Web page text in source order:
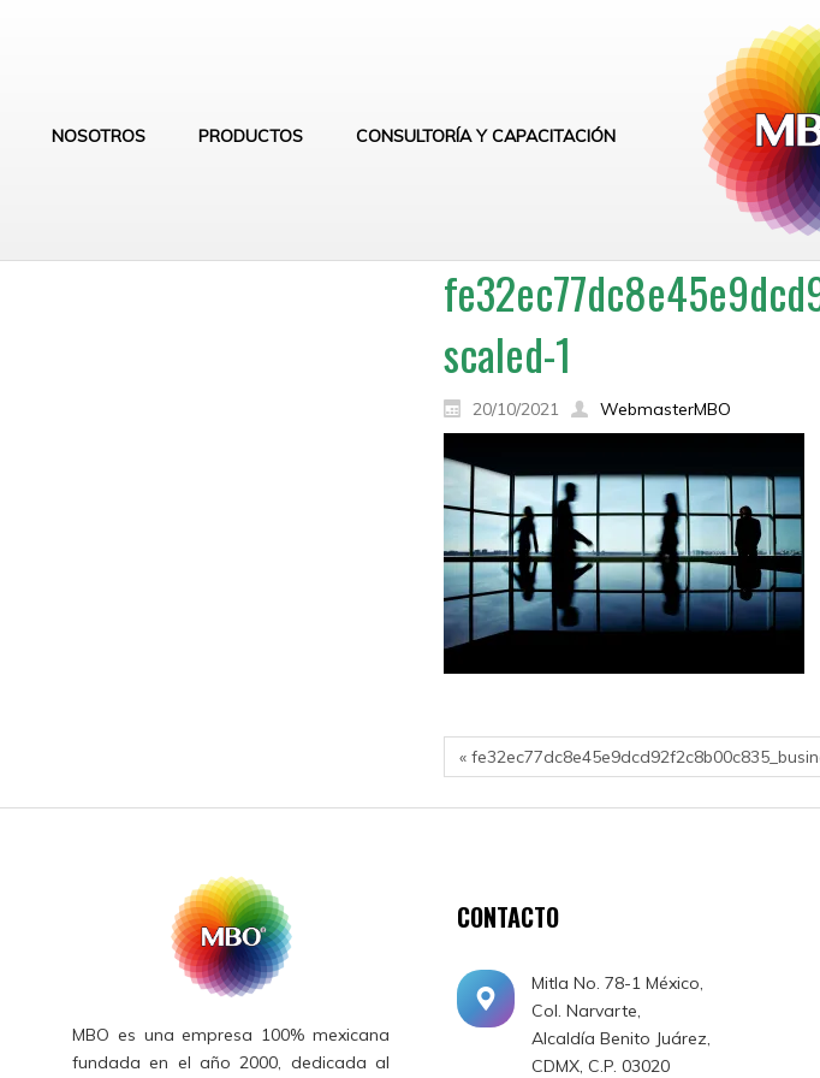
NOSOTROS PRODUCTOS CONSULTORÍA Y CAPACITACIÓN
scaled-1
20/10/2021 WebmasterMBO
«
MBO es una empresa 100% mexicana
fundada en el año 2000, dedicada al
CONTACTO
Mitla No. 78-1 México,
Col. Narvarte,
Alcaldía Benito Juárez,
CDMX, C.P. 03020